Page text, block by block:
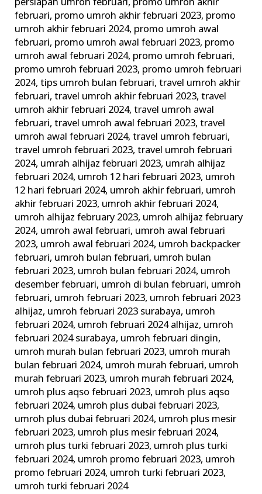
persiapan umroh februari, promo umroh akhir
februari, promo umroh akhir februari 2023, promo
umroh akhir februari 2024, promo umroh awal
februari, promo umroh awal februari 2023, promo
umroh awal februari 2024, promo umroh februari,
promo umroh februari 2023, promo umroh februari
2024,tips umroh bulan februari,travel umroh akhir
februari,travel umroh akhir februari 2023,travel
umroh akhir februari 2024,travel umroh awal
februari,travel umroh awal februari 2023,travel
umroh awal februari 2024,travel umroh februari,
travel umroh februari 2023,travel umroh februari
2024, umrah alhijaz februari 2023, umrah alhijaz
februari 2024, umroh 12 hari februari 2023, umroh
12 hari februari 2024, umroh akhir februari, umroh
akhir februari 2023, umroh akhir februari 2024,
umroh alhijaz february 2023, umroh alhijaz february
2024, umroh awal februari, umroh awal februari
2023, umroh awal februari 2024, umroh backpacker
februari, umroh bulan februari, umroh bulan
februari 2023, umroh bulan februari 2024, umroh
desember februari, umroh di bulan februari, umroh
februari, umroh februari 2023, umroh februari 2023
alhijaz, umroh februari 2023 surabaya, umroh
februari 2024, umroh februari 2024 alhijaz, umroh
februari 2024 surabaya, umroh februari dingin,
umroh murah bulan februari 2023, umroh murah
bulan februari 2024, umroh murah februari, umroh
murah februari 2023, umroh murah februari 2024,
umroh plus aqso februari 2023, umroh plus aqso
februari 2024, umroh plus dubai februari 2023,
umroh plus dubai februari 2024, umroh plus mesir
februari 2023, umroh plus mesir februari 2024,
umroh plus turki februari 2023, umroh plus turki
februari 2024, umroh promo februari 2023, umroh
promo februari 2024, umroh turki februari 2023,
umroh turki februari 2024